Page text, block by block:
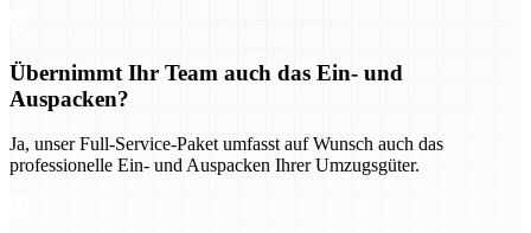
Übernimmt Ihr Team auch das Ein- und
Auspacken?
Ja, unser Full-Service-Paket umfasst auf Wunsch auch das
professionelle Ein- und Auspacken Ihrer Umzugsgüter.